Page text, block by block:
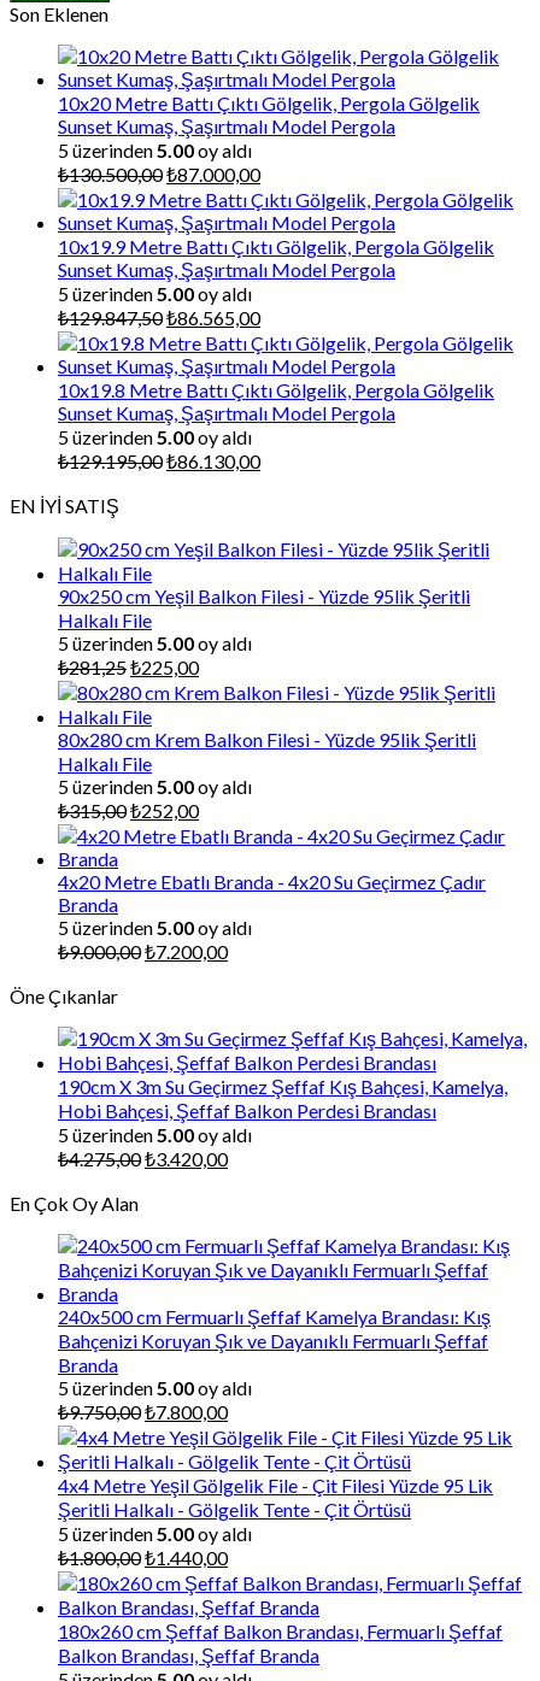
Son Eklenen
10x20 Metre Battı Çıktı Gölgelik, Pergola Gölgelik
Sunset Kumaş, Şaşırtmalı Model Pergola
5 üzerinden 5.00oy aldı
₺130.500,00Orijinal
fiyat:
₺130.500,00.
₺87.000,00Şu
andaki
fiyat:
₺87.000,00.
10x19.9 Metre Battı Çıktı Gölgelik, Pergola Gölgelik
Sunset Kumaş, Şaşırtmalı Model Pergola
5 üzerinden 5.00oy aldı
₺129.847,50Orijinal
fiyat:
₺129.847,50.
₺86.565,00Şu
andaki
fiyat:
₺86.565,00.
10x19.8 Metre Battı Çıktı Gölgelik, Pergola Gölgelik
Sunset Kumaş, Şaşırtmalı Model Pergola
5 üzerinden 5.00oy aldı
₺129.195,00Orijinal
₺86.130,00Şu
EN İYİ SATIŞ
90x250 cm Yeşil Balkon Filesi - Yüzde 95lik Şeritli
Halkalı File
5 üzerinden 5.00oy aldı
₺281,25Orijinal
fiyat:
₺281,25.
₺225,00Şu
andaki
₺225,00.
80x280 cm Krem Balkon Filesi - Yüzde 95lik Şeritli
Halkalı File
5 üzerinden 5.00oy aldı
₺315,00Orijinal
fiyat:
₺252,00Şu
andaki
₺252,00.
4x20 Metre Ebatlı Branda - 4x20 Su Geçirmez Çadır
Branda
5 üzerinden 5.00oy aldı
₺9.000,00Orijinal
₺7.200,00Şu
Öne Çıkanlar
190cm X 3m Su Geçirmez Şeffaf Kış Bahçesi, Kamelya,
Hobi Bahçesi, Şeffaf Balkon Perdesi Brandası
5 üzerinden 5.00oy aldı
₺4.275,00Orijinal
₺3.420,00Şu
En Çok Oy Alan
240x500 cm Fermuarlı Şeffaf Kamelya Brandası: Kış
Bahçenizi Koruyan Şık ve Dayanıklı Fermuarlı Şeffaf
Branda
5 üzerinden 5.00oy aldı
₺9.750,00Orijinal
fiyat:
₺9.750,00.
₺7.800,00Şu
andaki
fiyat:
₺7.800,00.
4x4 Metre Yeşil Gölgelik File - Çit Filesi Yüzde 95 Lik
Şeritli Halkalı - Gölgelik Tente - Çit Örtüsü
5 üzerinden 5.00oy aldı
₺1.800,00Orijinal
fiyat:
₺1.800,00.
₺1.440,00Şu
andaki
fiyat:
₺1.440,00.
180x260 cm Şeffaf Balkon Brandası, Fermuarlı Şeffaf
Balkon Brandası, Şeffaf Branda